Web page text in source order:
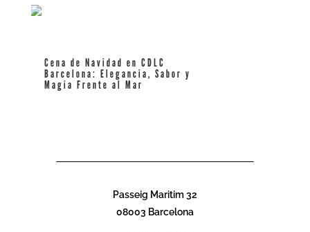
Cena de Navidad en CDLC
Barcelona: Elegancia, Sabor y
Magia Frente al Mar
Passeig Maritim 32
08003 Barcelona